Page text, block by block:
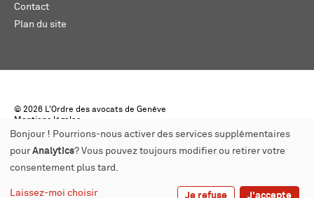
Contact
Plan du site
© 2026 L'Ordre des avocats de Genève
Mentions légales
Créé par monoloco
Bonjour ! Pourrions-nous activer des services supplémentaires
pour Analytics? Vous pouvez toujours modifier ou retirer votre
consentement plus tard.
Laissez-moi choisir Je refuse J'accepte